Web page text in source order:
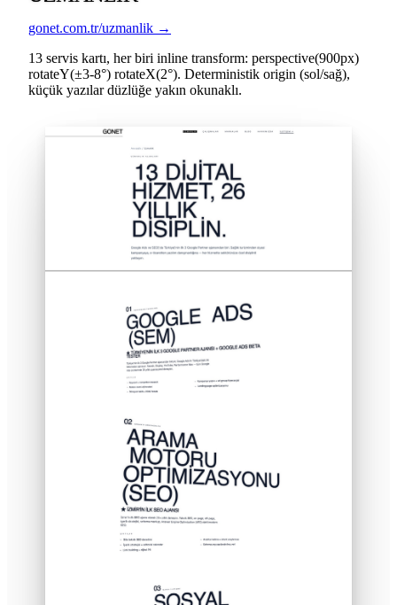
gonet.com.tr/uzmanlik →
13 servis kartı, her biri inline transform: perspective(900px)
rotateY(±3-8°) rotateX(2°). Deterministik origin (sol/sağ),
küçük yazılar düzlüğe yakın okunaklı.